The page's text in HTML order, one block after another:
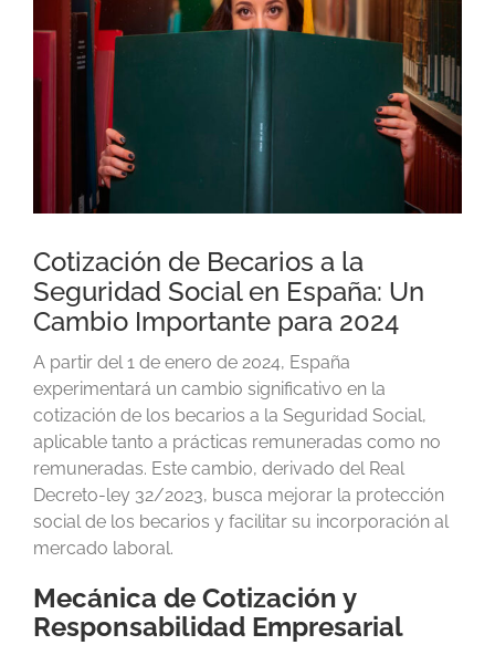
Cotización de Becarios a la
Seguridad Social en España: Un
Cambio Importante para 2024
A partir del 1 de enero de 2024, España
experimentará un cambio significativo en la
cotización de los becarios a la Seguridad Social,
aplicable tanto a prácticas remuneradas como no
remuneradas. Este cambio, derivado del Real
Decreto-ley 32/2023, busca mejorar la protección
social de los becarios y facilitar su incorporación al
mercado laboral.
Mecánica de Cotización y
Responsabilidad Empresarial